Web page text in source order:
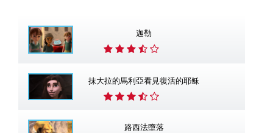
迦勒
抹大拉的馬利亞看見復活的耶稣
路西法墮落